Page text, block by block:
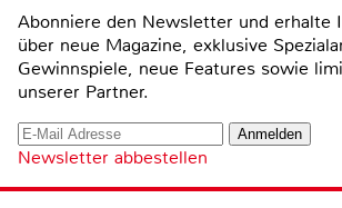
Abonniere den Newsletter und erhalte
über neue Magazine, exklusive
Gewinnspiele, neue Features sowie
unserer Partner.
Newsletter abbestellen